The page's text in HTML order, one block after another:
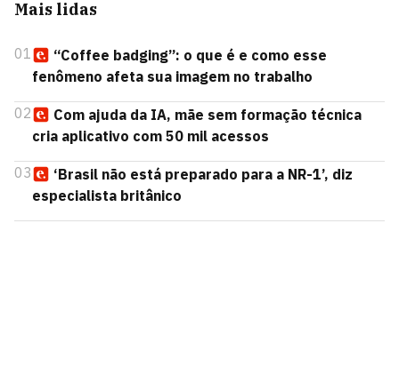
Mais lidas
01
“Coffee badging”: o que é e como esse
fenômeno afeta sua imagem no trabalho
02
Com ajuda da IA, mãe sem formação técnica
cria aplicativo com 50 mil acessos
03
‘Brasil não está preparado para a NR-1’, diz
especialista britânico